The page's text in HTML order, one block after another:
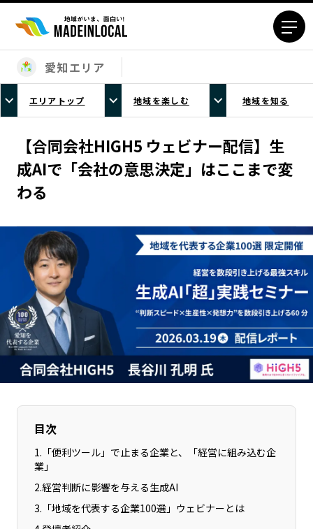
エリアから探す
北海道エリア
青森エリア
岩手エリア
宮城エリア
秋田エリア
山形エリア
福島エリア
茨城エリア
栃木エリア
埼玉エリア
千葉エリア
東京23区エリア
多摩エリア
神奈川エリア
新潟エリア
富山エリア
石川エリア
福井エリア
山梨エリア
長野エリア
岐阜エリア
静岡エリア
愛知エリア
三重エリア
滋賀エリア
河内エリア
奈良エリア
和歌山エリア
鳥取エリア
島根エリア
岡山エリア
広島エリア
山口エリア
愛知エリア
エリアトップ 地域を楽しむ 地域を知る
【合同会社HIGH5 ウェビナー配信】生
成AIで「会社の意思決定」はここまで変
わる
目次
1. 「便利ツール」で止まる企業と、「経営に組み込む企
業」
2.経営判断に影響を与える生成AI
3. 「地域を代表する企業100選」ウェビナーとは